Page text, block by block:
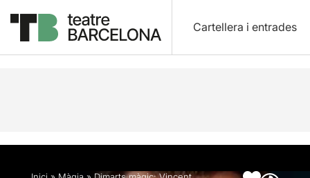
Cartellera i entrades
Descripció Fitxa artística